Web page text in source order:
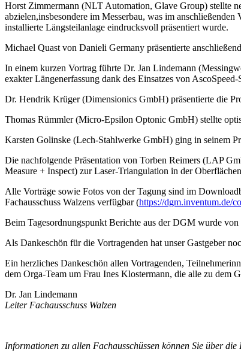
Horst Zimmermann (NLT Automation, Glave Group) stellte
abzielen,insbesondere im Messerbau, was im
installierte Längsteilanlage eindrucksvoll präsentiert wurde.
Michael Quast von Danieli Germany präsentierte
In einem kurzen Vortrag führte Dr. Jan Lindemann
exakter Längenerfassung dank des Einsatzes von
Dr. Hendrik Krüger (Dimensionics GmbH) präsentierte die
Thomas Rümmler (Micro-Epsilon Optonic GmbH) stellte
Karsten Golinske (Lech-Stahlwerke GmbH) ging in seinem
Die nachfolgende Präsentation von Torben Reimers (LAP
Measure + Inspect) zur Laser-Triangulation in der
Alle Vorträge sowie Fotos von der Tagung sind im
Fachausschuss Walzens verfügbar (https://dgm.inventum.de/
Beim Tagesordnungspunkt Berichte aus der DGM wurde
Als Dankeschön für die Vortragenden hat unser Gastgeber
Ein herzliches Dankeschön allen Vortragenden,
dem Orga-Team um Frau Ines Klostermann, die alle zu dem
Dr. Jan Lindemann
Leiter Fachausschuss Walzen
Informationen zu allen Fachausschüssen können Sie über